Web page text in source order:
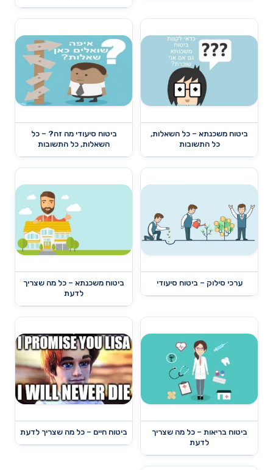
ביטוח משכנתא – כל השאלות,
כל התשובות
ביטוח סיעודי מה זה? – כל
השאלות, כל התשובות
ערכי סילוק – ביטוח סיעודי
ביטוח משכנתא – כל מה שצריך
לדעת
ביטוח בריאות – כל מה שצריך
לדעת
ביטוח חיים – כל מה שצריך לדעת